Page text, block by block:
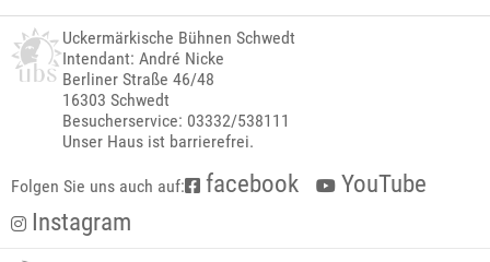
Uckermärkische Bühnen Schwedt
Intendant: André Nicke
Berliner Straße 46/48
16303 Schwedt
Besucherservice: 03332/538111
Unser Haus ist barrierefrei.
Folgen Sie uns auch auf: facebook
YouTube
Instagram